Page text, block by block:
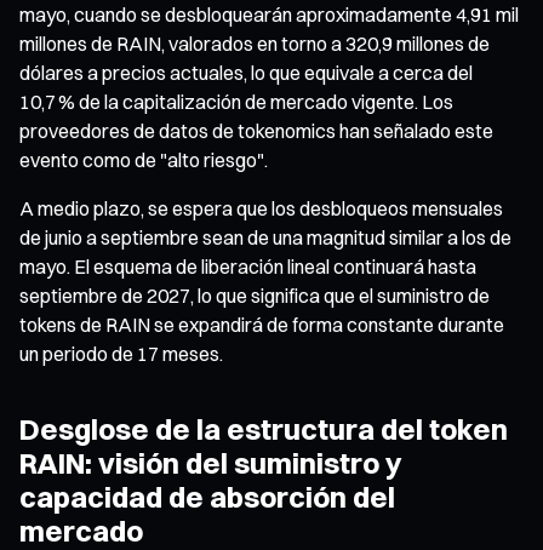
mayo, cuando se desbloquearán aproximadamente 4,91 mil
millones de RAIN, valorados en torno a 320,9 millones de
dólares a precios actuales, lo que equivale a cerca del
10,7 % de la capitalización de mercado vigente. Los
proveedores de datos de tokenomics han señalado este
evento como de "alto riesgo".
A medio plazo, se espera que los desbloqueos mensuales
de junio a septiembre sean de una magnitud similar a los de
mayo. El esquema de liberación lineal continuará hasta
septiembre de 2027, lo que significa que el suministro de
tokens de RAIN se expandirá de forma constante durante
un periodo de 17 meses.
Desglose de la estructura del token
RAIN: visión del suministro y
capacidad de absorción del
mercado